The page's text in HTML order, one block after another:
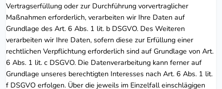
Vertragserfüllung oder zur Durchführung vorvertraglicher
Maßnahmen erforderlich, verarbeiten wir Ihre Daten auf
Grundlage des Art. 6 Abs. 1 lit. b DSGVO. Des Weiteren
verarbeiten wir Ihre Daten, sofern diese zur Erfüllung einer
rechtlichen Verpflichtung erforderlich sind auf Grundlage von Art.
6 Abs. 1 lit. c DSGVO. Die Datenverarbeitung kann ferner auf
Grundlage unseres berechtigten Interesses nach Art. 6 Abs. 1 lit.
f DSGVO erfolgen. Über die jeweils im Einzelfall einschlägigen